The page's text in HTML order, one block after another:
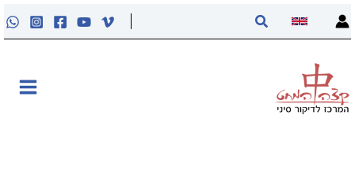
דילוג
לתוכן
חיפוש